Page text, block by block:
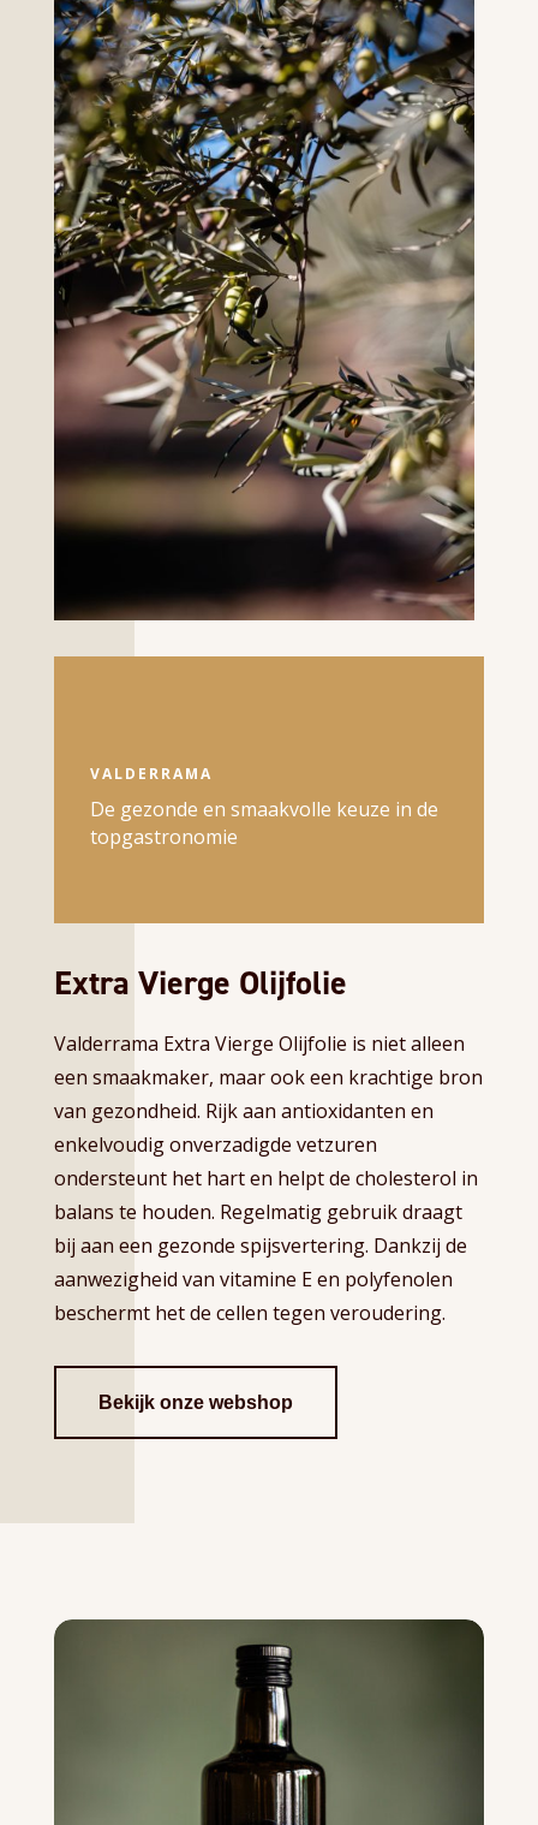
VALDERRAMA
De gezonde en smaakvolle keuze in de
topgastronomie
Extra Vierge Olijfolie
Valderrama Extra Vierge Olijfolie is niet alleen
een smaakmaker, maar ook een krachtige bron
van gezondheid. Rijk aan antioxidanten en
enkelvoudig onverzadigde vetzuren
ondersteunt het hart en helpt de cholesterol in
balans te houden. Regelmatig gebruik draagt
bij aan een gezonde spijsvertering. Dankzij de
aanwezigheid van vitamine E en polyfenolen
beschermt het de cellen tegen veroudering.
Bekijk onze webshop